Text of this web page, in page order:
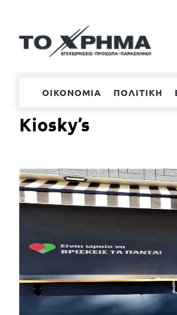
περιεχόμενο
ΟΙΚΟΝΟΜΙΑ ΠΟΛΙΤΙΚΗ
Kiosky’s